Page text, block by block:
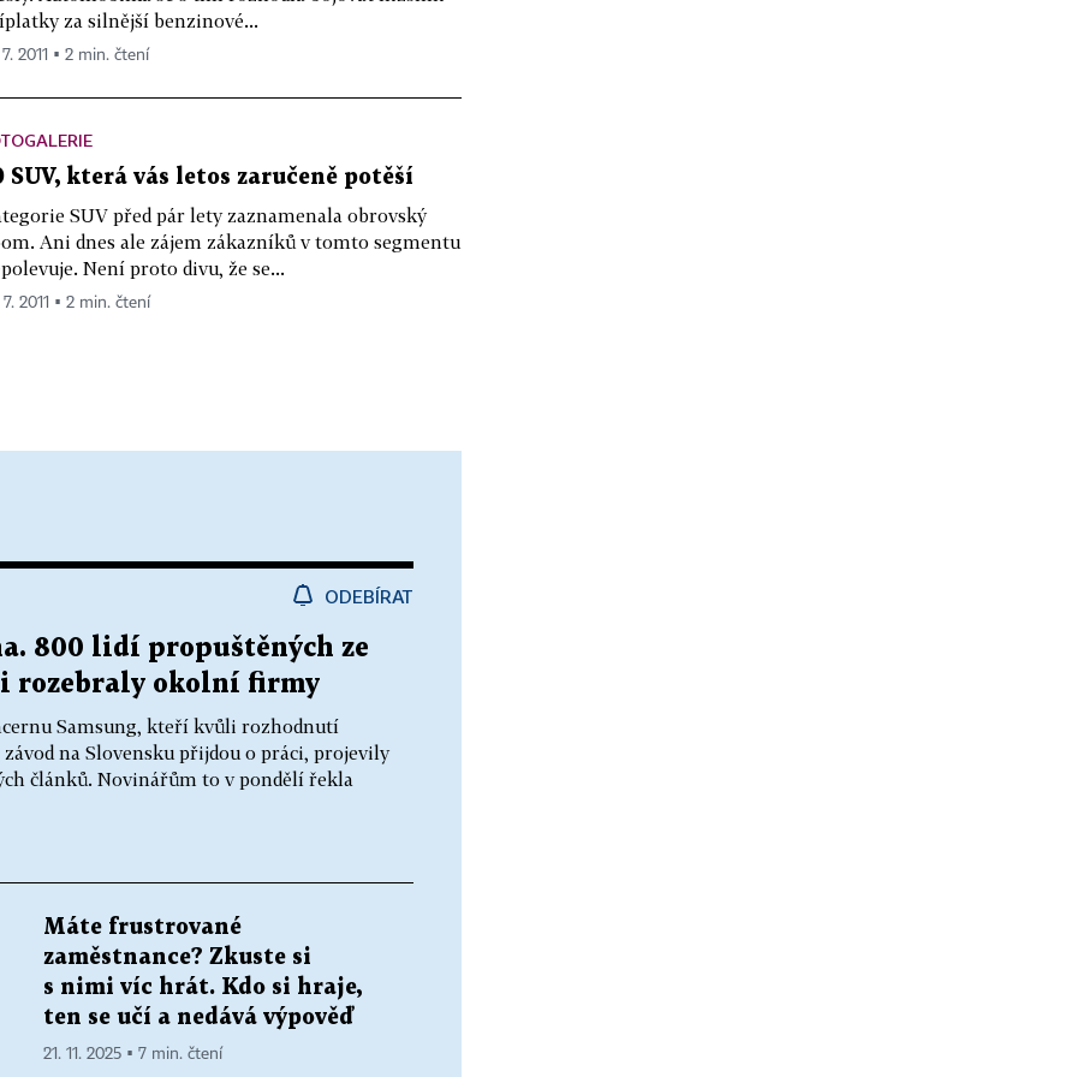
za silnější benzinové...
7. 2011 ▪ 2 min. čtení
SUV, která vás letos zaručeně potěší
SUV před pár lety zaznamenala obrovský
Ani dnes ale zájem zákazníků v tomto segmentu
Není proto divu, že se...
7. 2011 ▪ 2 min. čtení
ODEBÍRAT
800 lidí propuštěných ze
rozebraly okolní firmy
Samsung, kteří kvůli rozhodnutí
na Slovensku přijdou o práci, projevily
článků. Novinářům to v pondělí řekla
Máte frustrované
zaměstnance? Zkuste si
s nimi víc hrát. Kdo si hraje,
ten se učí a nedává výpověď
21. 11. 2025 ▪ 7 min. čtení